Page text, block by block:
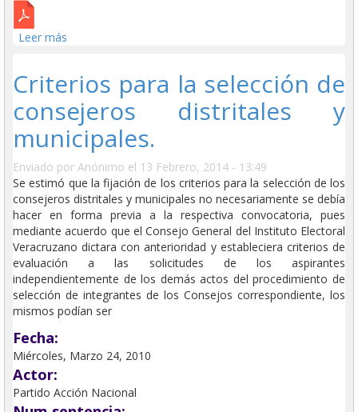
Leer más
Criterios para la selección de
consejeros distritales y
municipales.
Enviado por Anónimo el 13 Febrero, 2014 - 13:49
Se estimó que la fijación de los criterios para la selección de los
consejeros distritales y municipales no necesariamente se debía
hacer en forma previa a la respectiva convocatoria, pues
mediante acuerdo que el Consejo General del Instituto Electoral
Veracruzano dictara con anterioridad y estableciera criterios de
evaluación a las solicitudes de los aspirantes
independientemente de los demás actos del procedimiento de
selección de integrantes de los Consejos correspondiente, los
mismos podían ser
Fecha:
Miércoles, Marzo 24, 2010
Actor:
Partido Acción Nacional